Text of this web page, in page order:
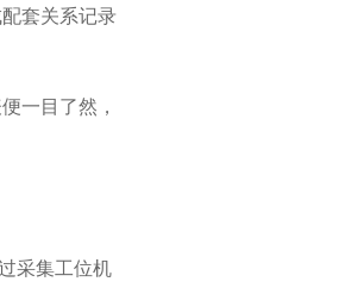
套关系记录
一目了然，
采集工位机